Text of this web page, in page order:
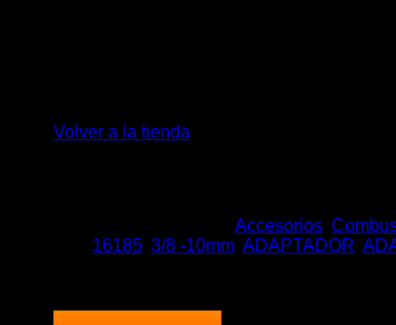
Volver a la tienda
precio
precio
Accesorios
16185 3/8 -10mm ADAPTADOR